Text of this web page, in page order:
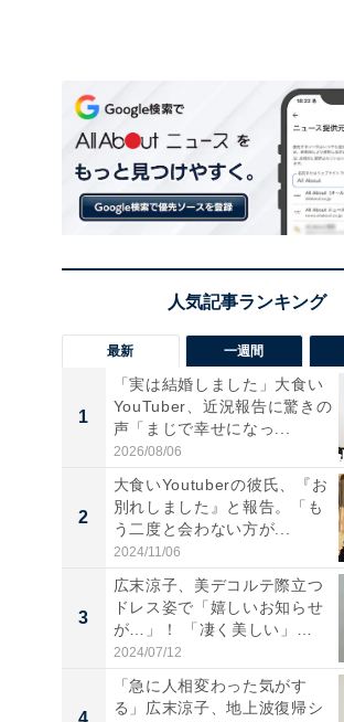
最新 一週間
1
「実は結婚しました」大食い
YouTuber、近況報告に驚きの
声「まじで幸せになっ...
2026/08/06
2
大食いYoutuberの彼氏、『お
別れしました』と報告。「も
う二度と会わない方が...
2024/11/06
3
広末涼子、美デコルテ際立つ
ドレス姿で「嬉しいお知らせ
が…」！ 「凄く美しい」
「透...
2024/07/12
4
「急に人相変わった気がす
る」広末涼子、地上波復帰シ